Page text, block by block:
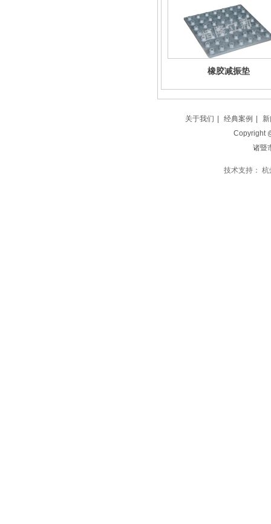
橡胶减振垫
关于我们 经典案例
Copyright
诸暨
技术支持： 杭